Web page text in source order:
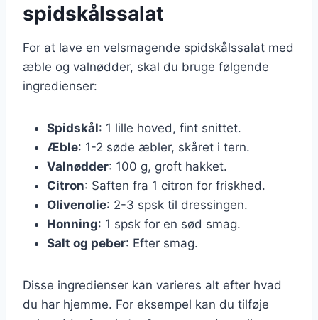
spidskålssalat
For at lave en velsmagende spidskålssalat med
æble og valnødder, skal du bruge følgende
ingredienser:
Spidskål: 1 lille hoved, fint snittet.
Æble: 1-2 søde æbler, skåret i tern.
Valnødder: 100 g, groft hakket.
Citron: Saften fra 1 citron for friskhed.
Olivenolie: 2-3 spsk til dressingen.
Honning: 1 spsk for en sød smag.
Salt og peber: Efter smag.
Disse ingredienser kan varieres alt efter hvad
du har hjemme. For eksempel kan du tilføje